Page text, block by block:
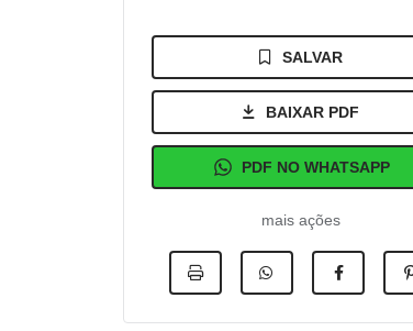
SALVAR
BAIXAR PDF
PDF NO WHATSAPP
mais ações